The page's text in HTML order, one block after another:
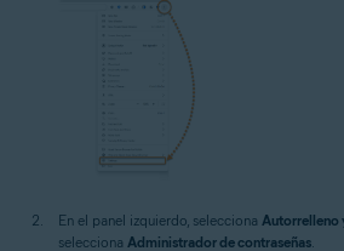
En el panel izquierdo, selecciona Autorrelleno
selecciona Administrador de contraseñas